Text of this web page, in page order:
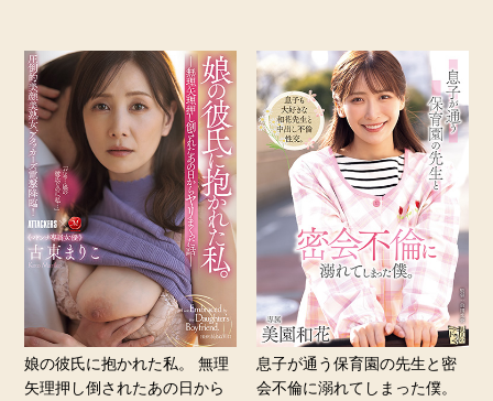
娘の彼氏に抱かれた私。 無理
矢理押し倒されたあの日から
息子が通う保育園の先生と密
会不倫に溺れてしまった僕。